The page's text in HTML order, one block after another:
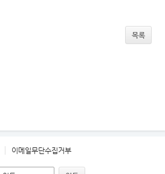
목록
이메일무단수집거부